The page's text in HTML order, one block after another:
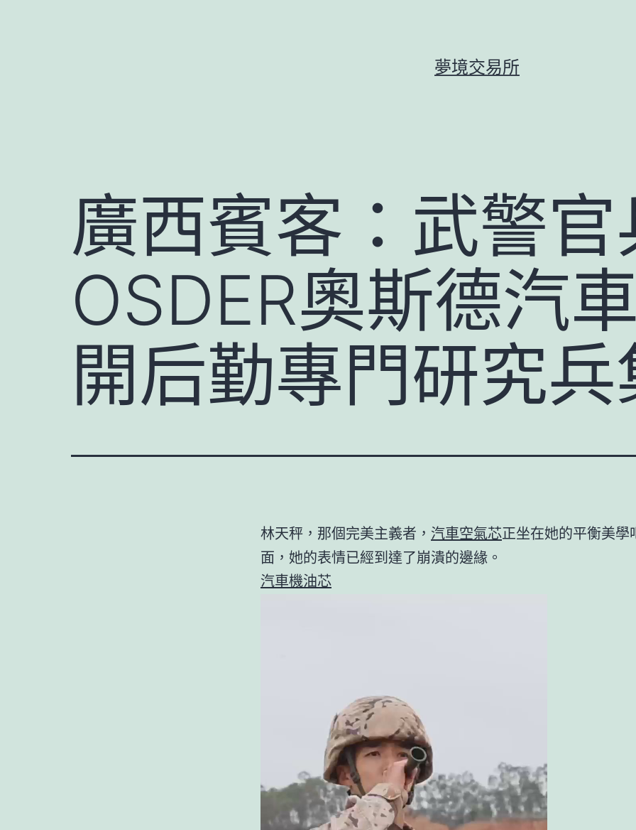
夢境交易所
廣西賓客：武警官
OSDER奧斯德汽
開后勤專門研究兵
林天秤，那個完美主義者， 汽車空氣芯正坐在她的平衡美學
面，她的表情已經到達了崩潰的邊緣。
汽車機油芯